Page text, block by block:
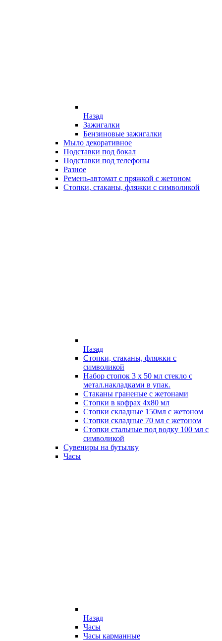
Назад
Зажигалки
Бензиновые зажигалки
Мыло декоративное
Подставки под бокал
Подставки под телефоны
Разное
Ремень-автомат с пряжкой с жетоном
Стопки, стаканы, фляжки с символикой
Назад
Стопки, стаканы, фляжки с
символикой
Набор стопок 3 х 50 мл стекло с
метал.накладками в упак.
Стаканы граненые с жетонами
Стопки в кофрах 4х80 мл
Стопки складные 150мл с жетоном
Стопки складные 70 мл с жетоном
Стопки стальные под водку 100 мл с
символикой
Сувениры на бутылку
Часы
Назад
Часы
Часы карманные